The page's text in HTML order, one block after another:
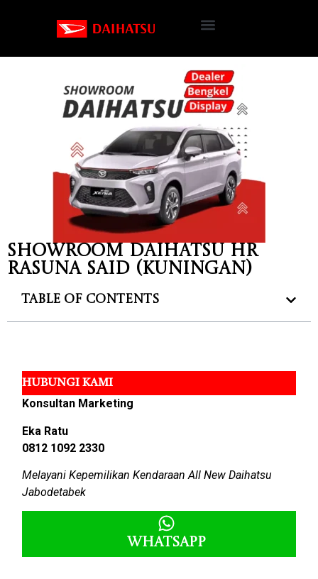
Showroom Daihatsu HR
Rasuna Said (Kuningan)
Table of Contents
HUBUNGI KAMI
Konsultan Marketing
Eka Ratu
0812 1092 2330
Melayani Kepemilikan Kendaraan All New Daihatsu
Jabodetabek
Whatsapp